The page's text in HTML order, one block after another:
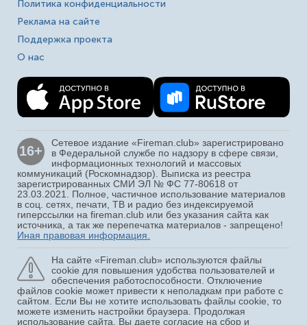
Политика конфиденциальности
Реклама на сайте
Поддержка проекта
О нас
16+
Сетевое издание «Fireman.club» зарегистрировано
в Федеральной службе по надзору в сфере связи,
информационных технологий и массовых
коммуникаций (Роскомнадзор). Выписка из реестра
зарегистрированных СМИ ЭЛ № ФС 77-80618 от
23.03.2021. Полное, частичное использование материалов
в соц. сетях, печати, ТВ и радио без индексируемой
гиперссылки на fireman.club или без указания сайта как
источника, а так же перепечатка материалов - запрещено!
Иная правовая информация.
На сайте «Fireman.club» используются файлы
cookie для повышения удобства пользователей и
обеспечения работоспособности. Отключение
файлов cookie может привести к неполадкам при работе с
сайтом. Если Вы не хотите использовать файлы cookie, то
можете изменить настройки браузера. Продолжая
использование сайта, Вы даете согласие на сбор и